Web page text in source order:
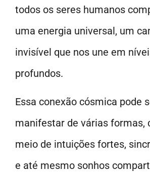
todos os seres humanos
uma energia universal, um
invisível que nos une em
profundos.
Essa conexão cósmica pode
manifestar de várias formas,
meio de intuições fortes,
e até mesmo sonhos